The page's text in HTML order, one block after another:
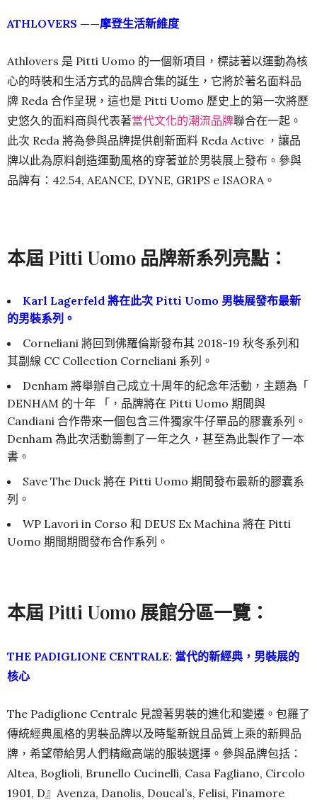
ATHLOVERS ——摩登生活新維度
Athlovers 是 Pitti Uomo 的一個新項目，標誌著以運動為核
心的時裝和生活方式的品牌合集的誕生，它將於著名面料品
牌 Reda 合作呈現，這也是 Pitti Uomo 歷史上的第一次將歷
史悠久的面料商與代表著當代文化的潮流品牌聯合在一起。
此次 Reda 將為參與品牌提供創新面料 Reda Active ，讓品
牌以此為原料創造運動風格的穿著並於男裝展上發布。參與
品牌有：42.54, AEANCE, DYNE, GR1PS e ISAORA。
本屆 Pitti Uomo 品牌新系列亮點：
Karl Lagerfeld 將在此次 Pitti Uomo 男裝展發布最新
的男裝系列。
Corneliani 將回到佛羅倫斯發布其 2018-19 秋冬系列和
其副線 CC Collection Corneliani 系列。
Denham 將舉辦自己成立十周年的紀念年活動，主題為「
DENHAM 的十年 「，品牌將在 Pitti Uomo 期間與
Candiani 合作帶來一個包含三件獨家牛仔單品的膠囊系列。
Denham 為此次活動籌劃了一年之久，甚至為此製作了一本
書。
Save The Duck 將在 Pitti Uomo 期間發布最新的膠囊系
列。
WP Lavori in Corso 和 DEUS Ex Machina 將在 Pitti
Uomo 期間期間發布合作系列。
本屆 Pitti Uomo 展館分區一覽：
THE PADIGLIONE CENTRALE: 當代的新經典，男裝展的
核心
The Padiglione Centrale 見證著男裝的進化和變遷。包羅了
傳統經典風格的男裝品牌以及時髦新銳且品質上乘的新興品
牌，希望帶給男人們精緻高端的服裝選擇。參與品牌包括：
Altea, Boglioli, Brunello Cucinelli, Casa Fagliano, Circolo
1901, D』Avenza, Danolis, Doucal’s, Felisi, Finamore